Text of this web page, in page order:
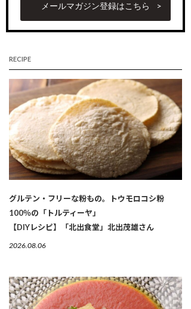
メールマガジン登録はこちら
RECIPE
グルテン・フリーな粉もの。トウモロコシ粉
100％の「トルティーヤ」
【DIYレシピ】「北出食堂」北出茂雄さん
2026.08.06